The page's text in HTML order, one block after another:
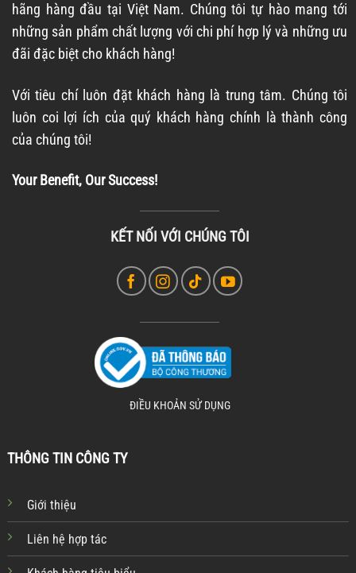
hãng hàng đầu tại Việt Nam. Chúng tôi tự hào mang tới
những sản phẩm chất lượng với chi phí hợp lý và những ưu
đãi đặc biệt cho khách hàng!
Với tiêu chí luôn đặt khách hàng là trung tâm. Chúng tôi
luôn coi lợi ích của quý khách hàng chính là thành công
của chúng tôi!
Your Benefit, Our Success!
KẾT NỐI VỚI CHÚNG TÔI
ĐIỀU KHOẢN SỬ DỤNG
THÔNG TIN CÔNG TY
Giới thiệu
Liên hệ hợp tác